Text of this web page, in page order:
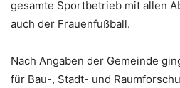
gesamte Sportbetrieb mit allen
auch der Frauenfußball.
Nach Angaben der Gemeinde
für Bau-, Stadt- und